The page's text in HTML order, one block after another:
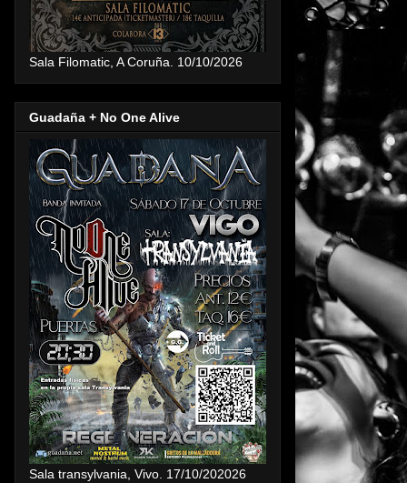
Sala Filomatic, A Coruña. 10/10/2026
Guadaña + No One Alive
Sala transylvania, Vivo. 17/10/202026